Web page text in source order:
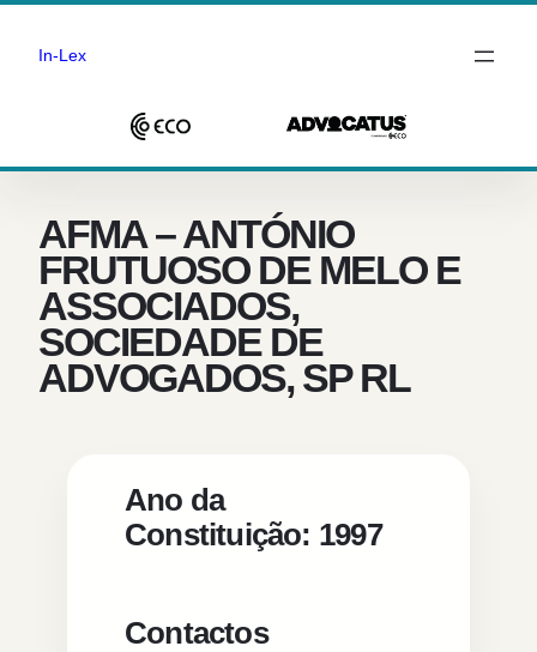
Saltar
conteúdo
In-Lex
AFMA – ANTÓNIO
FRUTUOSO DE MELO E
ASSOCIADOS,
SOCIEDADE DE
ADVOGADOS, SP RL
Ano da
Constituição: 1997
Contactos